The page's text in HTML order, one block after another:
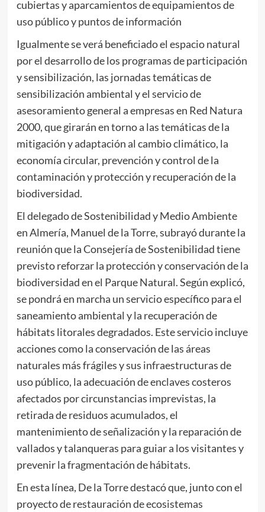
cubiertas y aparcamientos de equipamientos de
uso público y puntos de información
Igualmente se verá beneficiado el espacio natural
por el desarrollo de los programas de participación
y sensibilización, las jornadas temáticas de
sensibilización ambiental y el servicio de
asesoramiento general a empresas en Red Natura
2000, que girarán en torno a las temáticas de la
mitigación y adaptación al cambio climático, la
economía circular, prevención y control de la
contaminación y protección y recuperación de la
biodiversidad.
El delegado de Sostenibilidad y Medio Ambiente
en Almería, Manuel de la Torre, subrayó durante la
reunión que la Consejería de Sostenibilidad tiene
previsto reforzar la protección y conservación de la
biodiversidad en el Parque Natural. Según explicó,
se pondrá en marcha un servicio específico para el
saneamiento ambiental y la recuperación de
hábitats litorales degradados. Este servicio incluye
acciones como la conservación de las áreas
naturales más frágiles y sus infraestructuras de
uso público, la adecuación de enclaves costeros
afectados por circunstancias imprevistas, la
retirada de residuos acumulados, el
mantenimiento de señalización y la reparación de
vallados y talanqueras para guiar a los visitantes y
prevenir la fragmentación de hábitats.
En esta línea, De la Torre destacó que, junto con el
proyecto de restauración de ecosistemas